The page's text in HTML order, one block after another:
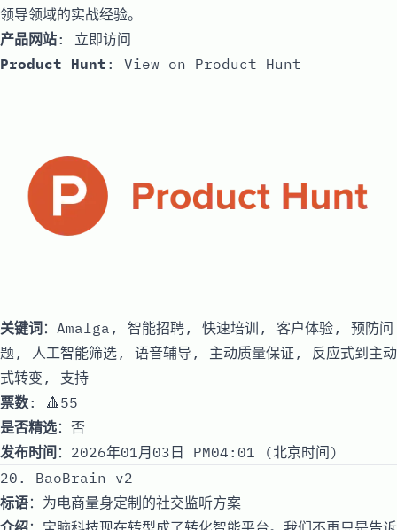
领导领域的实战经验。
产品网站: 立即访问
Product Hunt : View on Product Hunt
关键词 ：Amalga, 智能招聘, 快速培训, 客户体验, 预防问
题, 人工智能筛选, 语音辅导, 主动质量保证, 反应式到主动
式转变, 支持
票数: 🔺55
是否精选：否
发布时间 ：2026年01月03日 PM04:01 (北京时间)
20. BaoBrain v2
标语：为电商量身定制的社交监听方案